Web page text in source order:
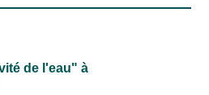
de l'eau" à